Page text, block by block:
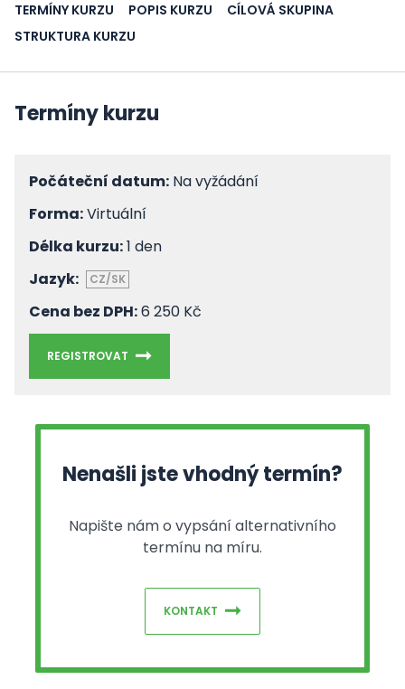
TERMÍNY KURZU POPIS KURZU
CÍLOVÁ SKUPINA
STRUKTURA KURZU
Termíny kurzu
Počáteční datum: Na vyžádání
Forma:Virtuální
Délka kurzu:1 den
Jazyk:
CZ/SK
Cena bez DPH:6 250 Kč
REGISTROVAT
Nenašli jste vhodný termín?
Napište nám o vypsání alternativního
termínu na míru.
KONTAKT